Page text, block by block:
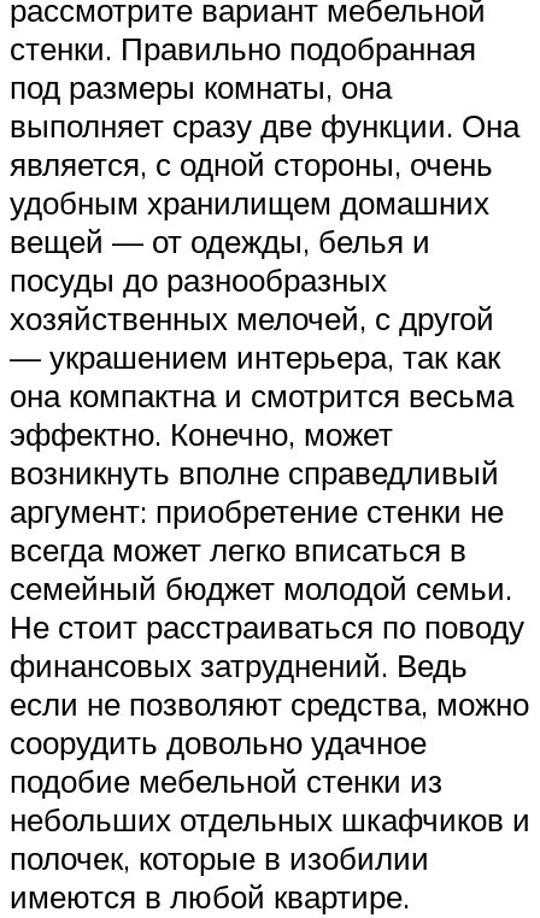
рассмотрите вариант мебельной
стенки. Правильно подобранная
под размеры комнаты, она
выполняет сразу две функции. Она
является, с одной стороны, очень
удобным хранилищем домашних
вещей — от одежды, белья и
посуды до разнообразных
хозяйственных мелочей, с другой
— украшением интерьера, так как
она компактна и смотрится весьма
эффектно. Конечно, может
возникнуть вполне справедливый
аргумент: приобретение стенки не
всегда может легко вписаться в
семейный бюджет молодой семьи.
Не стоит расстраиваться по поводу
финансовых затруднений. Ведь
если не позволяют средства, можно
соорудить довольно удачное
подобие мебельной стенки из
небольших отдельных шкафчиков и
полочек, которые в изобилии
имеются в любой квартире.